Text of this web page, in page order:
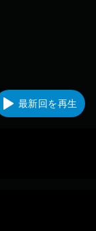
最新回を再生